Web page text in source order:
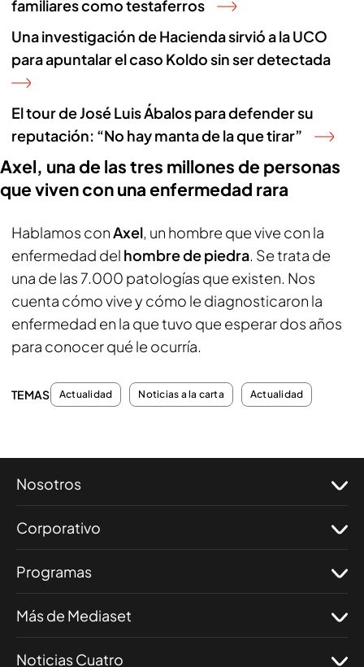
familiares como testaferros
Una investigación de Hacienda sirvió a la UCO
para apuntalar el caso Koldo sin ser detectada
El tour de José Luis Ábalos para defender su
reputación: “No hay manta de la que tirar”
Axel, una de las tres millones de personas
que viven con una enfermedad rara
Hablamos conAxel, un hombre que vive con la
enfermedad del hombre de piedra. Se trata de
una de las 7.000 patologías que existen. Nos
cuenta cómo vive y cómo le diagnosticaron la
enfermedad en la que tuvo que esperar dos años
para conocer qué le ocurría.
TEMAS Actualidad Noticias a la carta Actualidad
Nosotros
Corporativo
Programas
Más de Mediaset
Noticias Cuatro